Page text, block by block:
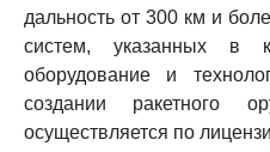
дальность от 300 км и
систем, указанных в
оборудование и
создании ракетного
осуществляется по